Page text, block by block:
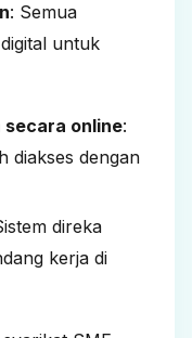
: Semua
untuk
secara online:
diakses dengan
direka
kerja di